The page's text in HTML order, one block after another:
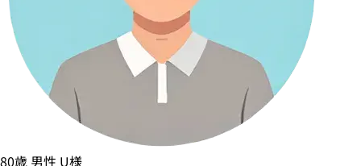
80歳 男性 U様